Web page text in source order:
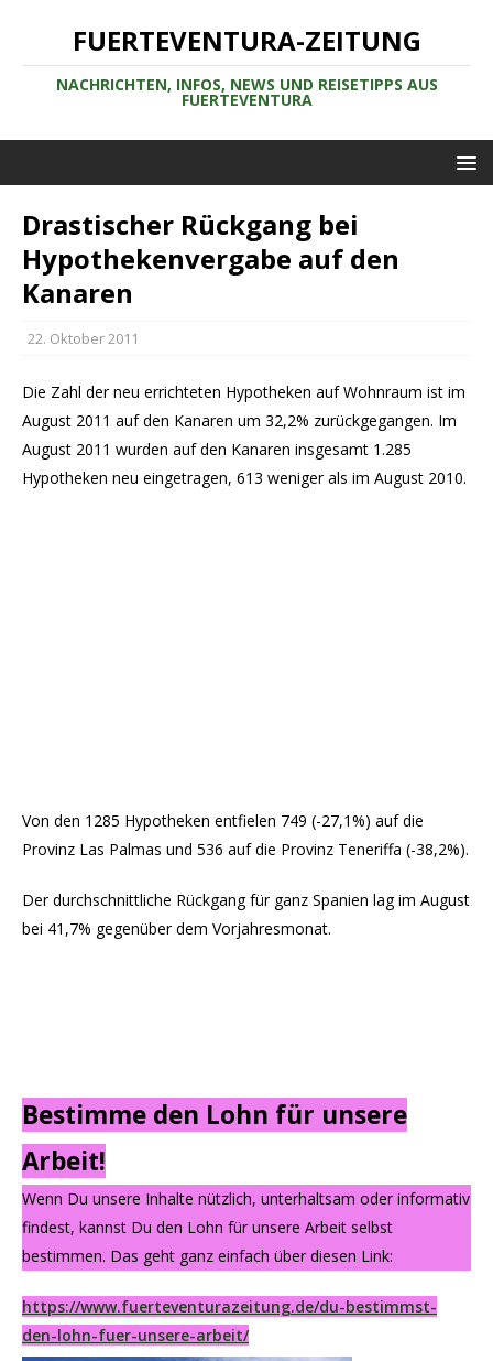
FUERTEVENTURA-ZEITUNG
NACHRICHTEN, INFOS, NEWS UND REISETIPPS AUS
FUERTEVENTURA
Drastischer Rückgang bei
Hypothekenvergabe auf den
Kanaren
22. Oktober 2011
Die Zahl der neu errichteten Hypotheken auf Wohnraum ist im
August 2011 auf den Kanaren um 32,2% zurückgegangen. Im
August 2011 wurden auf den Kanaren insgesamt 1.285
Hypotheken neu eingetragen, 613 weniger als im August 2010.
Von den 1285 Hypotheken entfielen 749 (-27,1%) auf die
Provinz Las Palmas und 536 auf die Provinz Teneriffa (-38,2%).
Der durchschnittliche Rückgang für ganz Spanien lag im August
bei 41,7% gegenüber dem Vorjahresmonat.
Bestimme den Lohn für unsere
Arbeit!
Wenn Du unsere Inhalte nützlich, unterhaltsam oder informativ
findest, kannst Du den Lohn für unsere Arbeit selbst
bestimmen. Das geht ganz einfach über diesen Link:
https://www.fuerteventurazeitung.de/du-bestimmst-
den-lohn-fuer-unsere-arbeit/